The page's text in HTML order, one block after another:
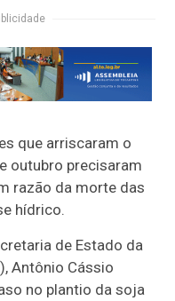
que arriscaram o
outubro precisaram
razão da morte das
hídrico.
de Estado da
Antônio Cássio
no plantio da soja